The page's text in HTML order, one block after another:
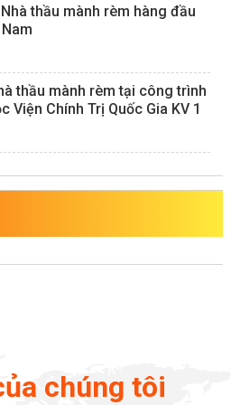
Nhà thầu mành rèm hàng đầu
thầu mành rèm tại công trình
Viện Chính Trị Quốc Gia KV 1
chúng tôi